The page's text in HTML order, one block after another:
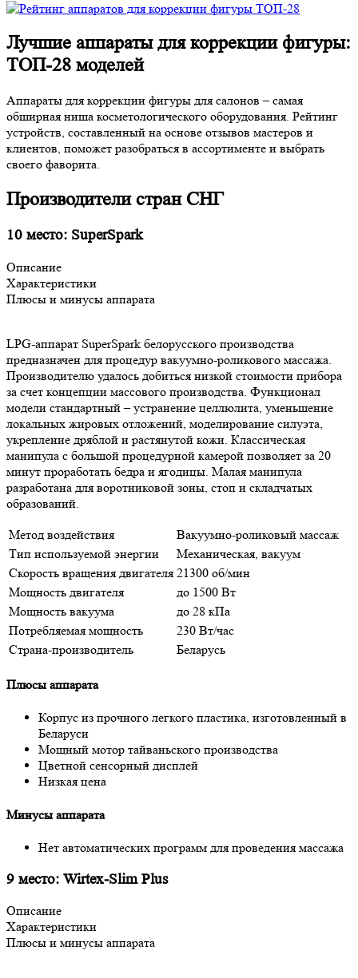
Лучшие аппараты для коррекции фигуры:
ТОП-28 моделей
Аппараты для коррекции фигуры для салонов – самая
обширная ниша косметологического оборудования. Рейтинг
устройств, составленный на основе отзывов мастеров и
клиентов, поможет разобраться в ассортименте и выбрать
своего фаворита.
Производители стран СНГ
10 место: SuperSpark
Описание
Характеристики
Плюсы и минусы аппарата
LPG-аппарат SuperSpark белорусского производства
предназначен для процедур вакуумно-роликового массажа.
Производителю удалось добиться низкой стоимости прибора
за счет концепции массового производства. Функционал
модели стандартный – устранение целлюлита, уменьшение
локальных жировых отложений, моделирование силуэта,
укрепление дряблой и растянутой кожи. Классическая
манипула с большой процедурной камерой позволяет за 20
минут проработать бедра и ягодицы. Малая манипула
разработана для воротниковой зоны, стоп и складчатых
образований.
Метод воздействия
Вакуумно-роликовый массаж
Тип используемой энергии
Механическая, вакуум
Скорость вращения двигателя 21300 об/мин
Мощность двигателя
до 1500 Вт
Мощность вакуума
до 28 кПа
Потребляемая мощность
230 Вт/час
Страна-производитель
Беларусь
Плюсы аппарата
Корпус из прочного легкого пластика, изготовленный в
Беларуси
Мощный мотор тайваньского производства
Цветной сенсорный дисплей
Низкая цена
Минусы аппарата
Нет автоматических программ для проведения массажа
9 место: Wirtex-Slim Plus
Описание
Характеристики
Плюсы и минусы аппарата